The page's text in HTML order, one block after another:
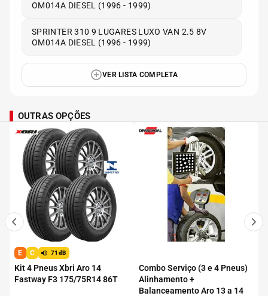
OM014A DIESEL (1996 - 1999)
SPRINTER 310 9 LUGARES LUXO VAN 2.5 8V
OM014A DIESEL (1996 - 1999)
VER LISTA COMPLETA
OUTRAS OPÇÕES
E C 71dB
Kit 4 Pneus Xbri Aro 14
Fastway F3 175/75R14 86T
Combo Serviço (3 e 4 Pneus)
Alinhamento +
Balanceamento Aro 13 a 14